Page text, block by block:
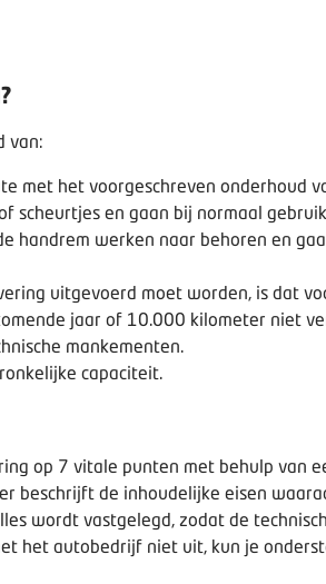
van:
met het voorgeschreven onderhoud
scheurtjes en gaan bij normaal
handrem werken naar behoren en
uitgevoerd moet worden, is dat
jaar of 10.000 kilometer niet
mankementen.
capaciteit.
op 7 vitale punten met behulp van
beschrijft de inhoudelijke eisen
wordt vastgelegd, zodat de
het autobedrijf niet uit, kun je